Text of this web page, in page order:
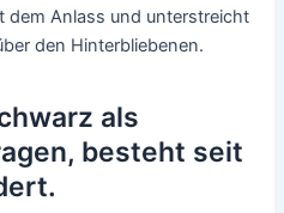
dem Anlass und unterstreicht
den Hinterbliebenen.
als
besteht seit